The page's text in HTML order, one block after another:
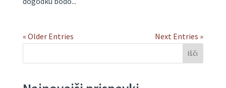
« Older Entries Next Entries »
Išči